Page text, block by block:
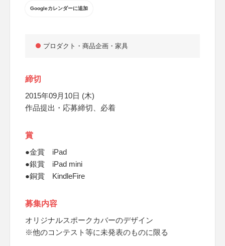
Googleカレンダーに追加
プロダクト・商品企画・家具
締切
2015年09月10日 (木)
作品提出・応募締切、必着
賞
●金賞 iPad
●銀賞 iPad mini
●銅賞 KindleFire
募集内容
オリジナルスポークカバーのデザイン
※他のコンテスト等に未発表のものに限る